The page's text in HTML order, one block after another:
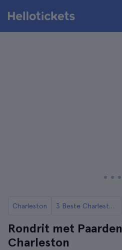
Charleston 3 Beste Charleston Rondleidingen
Rondrit met
Charleston